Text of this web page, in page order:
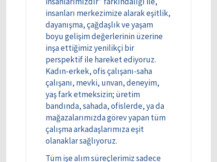
insanları merkezimize alarak eşitlik,
dayanışma, çağdaşlık ve yaşam
boyu gelişim değerlerinin üzerine
inşa ettiğimiz yenilikçi bir
perspektif ile hareket ediyoruz.
Kadın-erkek, ofis çalışanı-saha
çalışanı, mevki, unvan, deneyim,
yaş fark etmeksizin; üretim
bandında, sahada, ofislerde, ya da
mağazalarımızda görev yapan tüm
çalışma arkadaşlarımıza eşit
olanaklar sağlıyoruz.
Tüm işe alım süreçlerimiz sadece